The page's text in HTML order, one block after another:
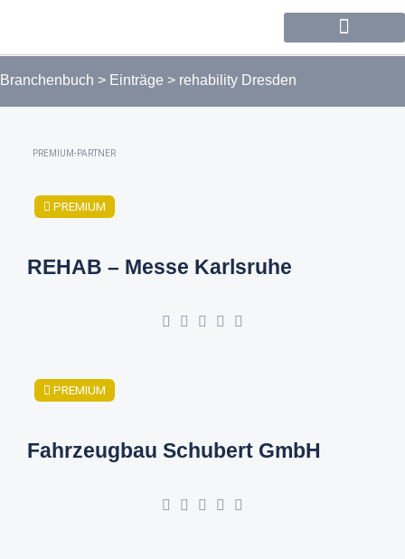
Branchenbuch > Einträge > rehability Dresden
PREMIUM-PARTNER
PREMIUM
REHAB – Messe Karlsruhe
PREMIUM
Fahrzeugbau Schubert GmbH